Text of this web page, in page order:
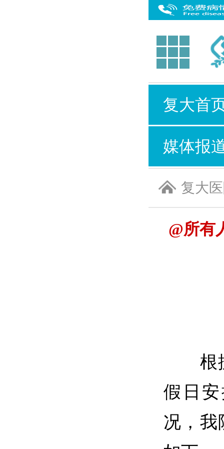
复大首
媒体报
复大
@所有
根据
假日
况，我